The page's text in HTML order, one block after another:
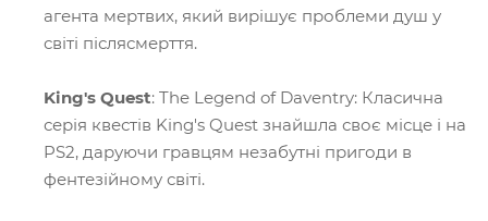
агента мертвих, який вирішує проблеми душ у
світі післясмерття.
King's Quest: The Legend of Daventry: Класична
серія квестів King's Quest знайшла своє місце і на
PS2, даруючи гравцям незабутні пригоди в
фентезійному світі.